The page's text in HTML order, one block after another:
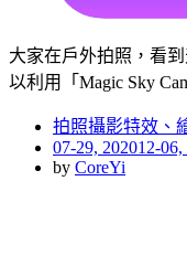
大家在戶外拍照，看
以利用「Magic Sky
拍照攝影特效、
Posted
on
07-29, 202012-06,
by CoreYi